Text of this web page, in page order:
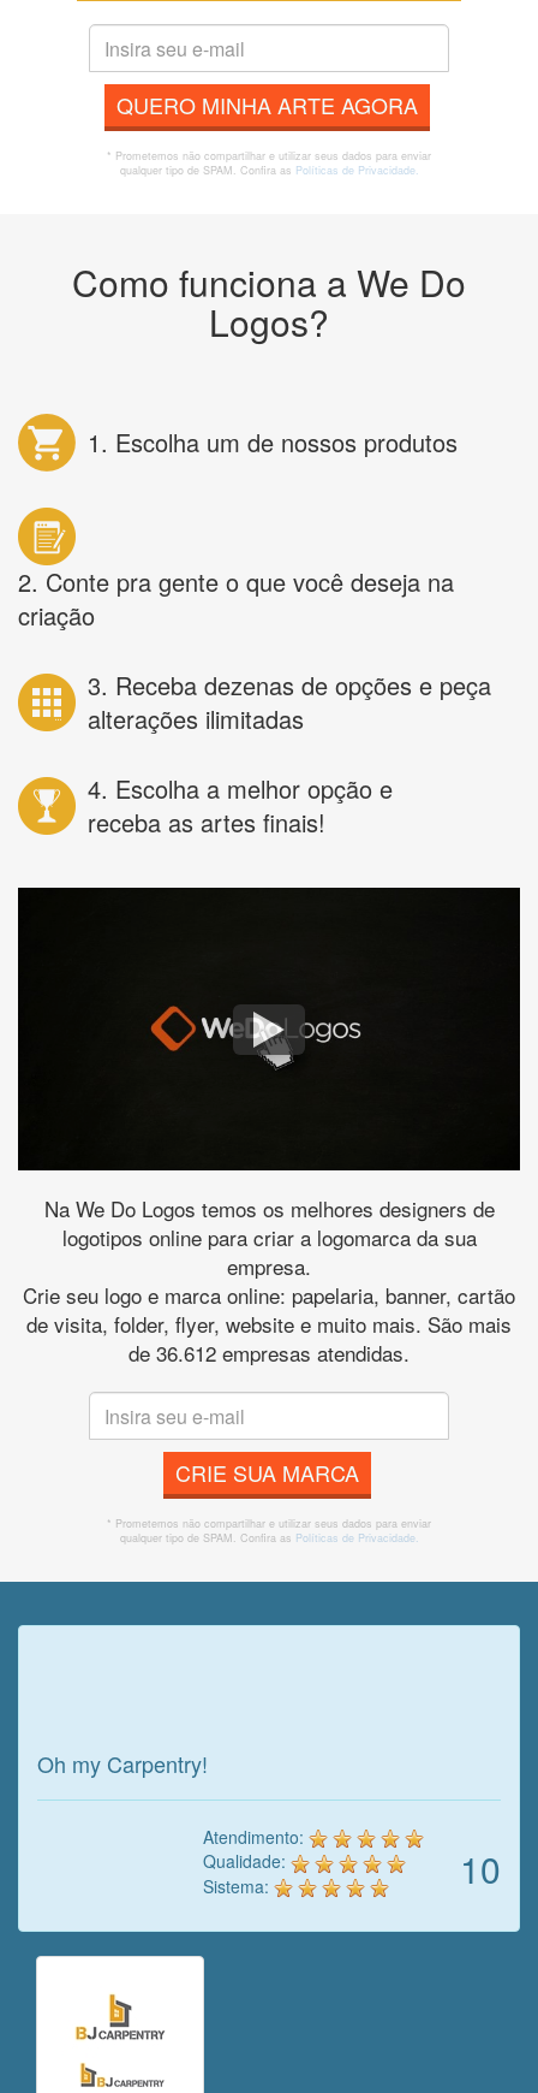
QUERO MINHA ARTE AGORA
* Prometemos não compartilhar e utilizar seus dados para enviar
qualquer tipo de SPAM. Confira as Políticas de Privacidade.
Como funciona a We Do
Logos?
1. Escolha um de nossos produtos
2. Conte pra gente o que você deseja na
criação
3. Receba dezenas de opções e peça
alterações ilimitadas
4. Escolha a melhor opção e
receba as artes finais!
Na We Do Logos temos os melhores designers de
logotipos online para criar a logomarca da sua
empresa.
Crie seu logo e marca online: papelaria, banner, cartão
de visita, folder, flyer, website e muito mais. São mais
de 36.612 empresas atendidas.
CRIE SUA MARCA
* Prometemos não compartilhar e utilizar seus dados para enviar
qualquer tipo de SPAM. Confira as Políticas de Privacidade.
Oh my Carpentry!
10
Atendimento:
Qualidade:
Sistema: